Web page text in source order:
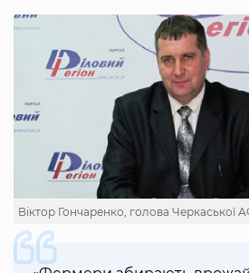
Віктор Гончаренко, голова Черкаської